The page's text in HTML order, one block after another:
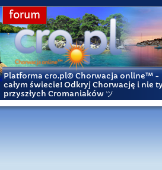
forum
Platforma cro.pl© Chorwacja online™ -
całym świecie! Odkryj Chorwację i nie
przyszłych Cromaniaków ツ